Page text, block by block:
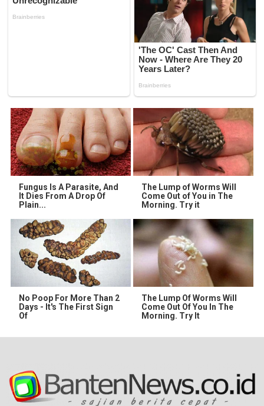
Fungus Is A Parasite, And
It Dies From A Drop Of
Plain...
The Lump of Worms Will
Come Out of You in The
Morning. Try it
No Poop For More Than 2
Days - It's The First Sign
Of
The Lump Of Worms Will
Come Out Of You In The
Morning. Try It